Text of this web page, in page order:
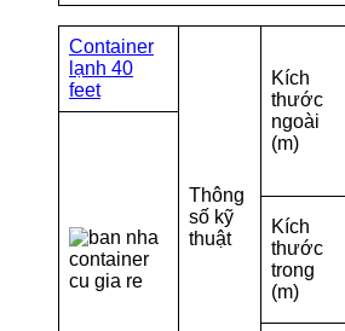
Container
lạnh 40
feet
Thông
số kỹ
thuật
Kích
thước
ngoài
(m)
Kích
thước
trong
(m)